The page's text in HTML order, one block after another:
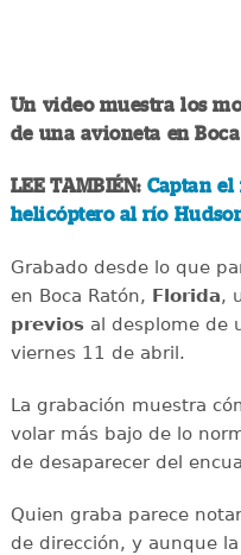
Un video muestra los
de una avioneta en
LEE TAMBIÉN: Captan el
helicóptero al río
Grabado desde lo que
en Boca Ratón, Florida,
previosal desplome de
viernes 11 de abril.
La grabación muestra
volar más bajo de lo
de desaparecer del
Quien graba parece
de dirección, y aunque